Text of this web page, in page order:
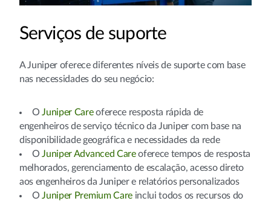
Serviços de suporte
A Juniper oferece diferentes níveis de suporte com base
nas necessidades do seu negócio:
OJuniper Careoferece resposta rápida de
engenheiros de serviço técnico da Juniper com base na
disponibilidade geográfica e necessidades da rede
OJuniper Advanced Careoferece tempos de resposta
melhorados, gerenciamento de escalação, acesso direto
aos engenheiros da Juniper e relatórios personalizados
OJuniper Premium Careinclui todos os recursos do